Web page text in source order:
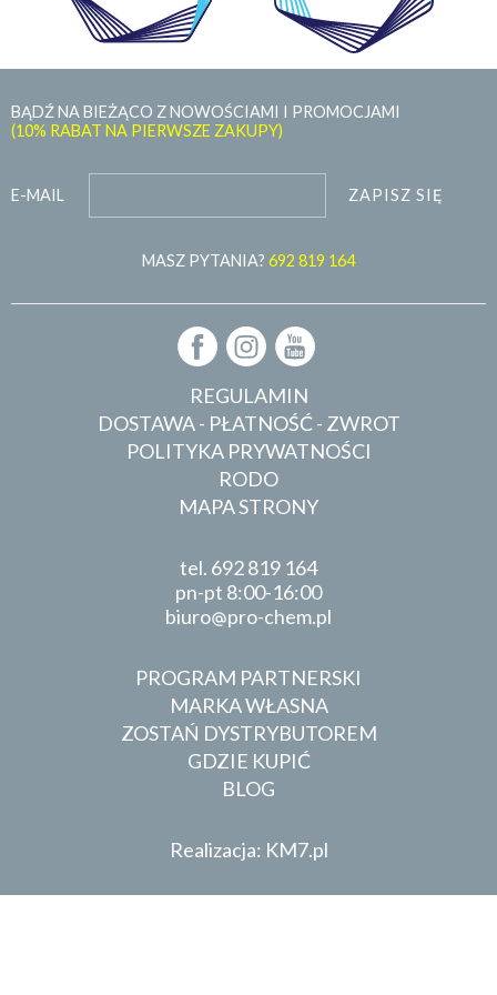
BĄDŹ NA BIEŻĄCO Z NOWOŚCIAMI I PROMOCJAMI
(10% RABAT NA PIERWSZE ZAKUPY)
E-MAIL ZAPISZ SIĘ
MASZ PYTANIA? 692 819 164
REGULAMIN
DOSTAWA - PŁATNOŚĆ - ZWROT
POLITYKA PRYWATNOŚCI
RODO
MAPA STRONY
tel. 692 819 164
pn-pt 8:00-16:00
biuro
pro-chem.pl
PROGRAM PARTNERSKI
MARKA WŁASNA
ZOSTAŃ DYSTRYBUTOREM
GDZIE KUPIĆ
BLOG
Realizacja: KM7.pl